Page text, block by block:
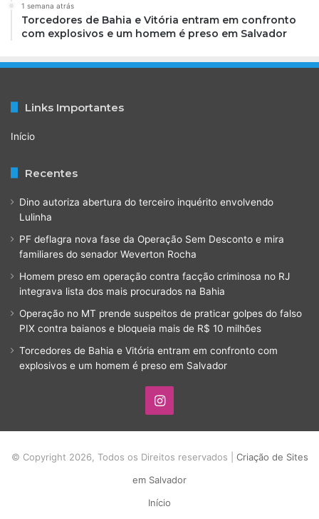
1 semana atrás
Torcedores de Bahia e Vitória entram em confronto
com explosivos e um homem é preso em Salvador
Links Importantes
Início
Recentes
Dino autoriza abertura do terceiro inquérito envolvendo
Lulinha
PF deflagra nova fase da Operação Sem Desconto e mira
familiares do senador Weverton Rocha
Homem preso em operação contra facção criminosa no RJ
integrava lista dos mais procurados na Bahia
Operação no MT prende suspeitos de praticar golpes do falso
PIX contra baianos e bloqueia mais de R$ 10 milhões
Torcedores de Bahia e Vitória entram em confronto com
explosivos e um homem é preso em Salvador
Instagram
© Copyright 2026, Todos os Direitos reservados | Criação de Sites
em Salvador
Início